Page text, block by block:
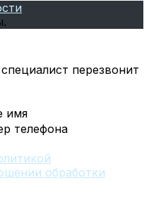
перезвонит
имя
телефона
обработки